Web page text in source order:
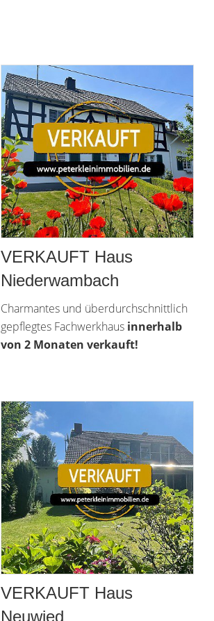
VERKAUFT Haus
Niederwambach
Charmantes und überdurchschnittlich
gepflegtes Fachwerkhaus innerhalb
von 2 Monaten verkauft!
VERKAUFT Haus
Neuwied